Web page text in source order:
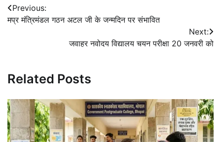
Post
navigation
Previous:
मप्र मंत्रिमंडल गठन अटल जी के जन्मदिन पर संभावित
Next:
जवाहर नवोदय विद्यालय चयन परीक्षा 20 जनवरी को
Related Posts